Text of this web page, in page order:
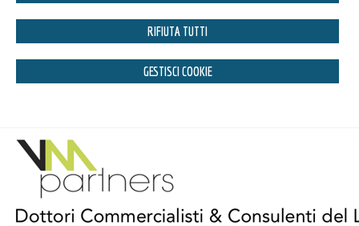
RIFIUTA TUTTI
GESTISCI COOKIE